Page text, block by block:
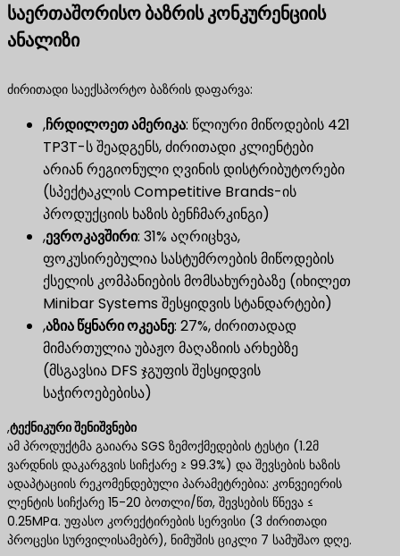
საერთაშორისო ბაზრის კონკურენციის
ანალიზი
ძირითადი საექსპორტო ბაზრის დაფარვა:
,ჩრდილოეთ ამერიკა​: წლიური მიწოდების 421
TP3T-ს შეადგენს, ძირითადი კლიენტები
არიან რეგიონული ღვინის დისტრიბუტორები
(სპექტაკლის Competitive Brands-ის
პროდუქციის ხაზის ბენჩმარკინგი)
,ევროკავშირი​: 31% აღრიცხვა,
ფოკუსირებულია სასტუმროების მიწოდების
ქსელის კომპანიების მომსახურებაზე (იხილეთ
Minibar Systems შესყიდვის სტანდარტები)
,აზია წყნარი ოკეანე​: 27%, ძირითადად
მიმართულია უბაჟო მაღაზიის არხებზე
(მსგავსია DFS ჯგუფის შესყიდვის
საჭიროებებისა)
,ტექნიკური შენიშვნები
ამ პროდუქტმა გაიარა SGS ზემოქმედების ტესტი (1.2მ
ვარდნის დაკარგვის სიჩქარე ≥ 99.3%) და შევსების ხაზის
ადაპტაციის რეკომენდებული პარამეტრებია: კონვეიერის
ლენტის სიჩქარე 15-20 ბოთლი/წთ, შევსების წნევა ≤
0.25MPa. უფასო კორექტირების სერვისი (3 ძირითადი
პროცესი სურვილისამებრ), ნიმუშის ციკლი 7 სამუშაო დღე.